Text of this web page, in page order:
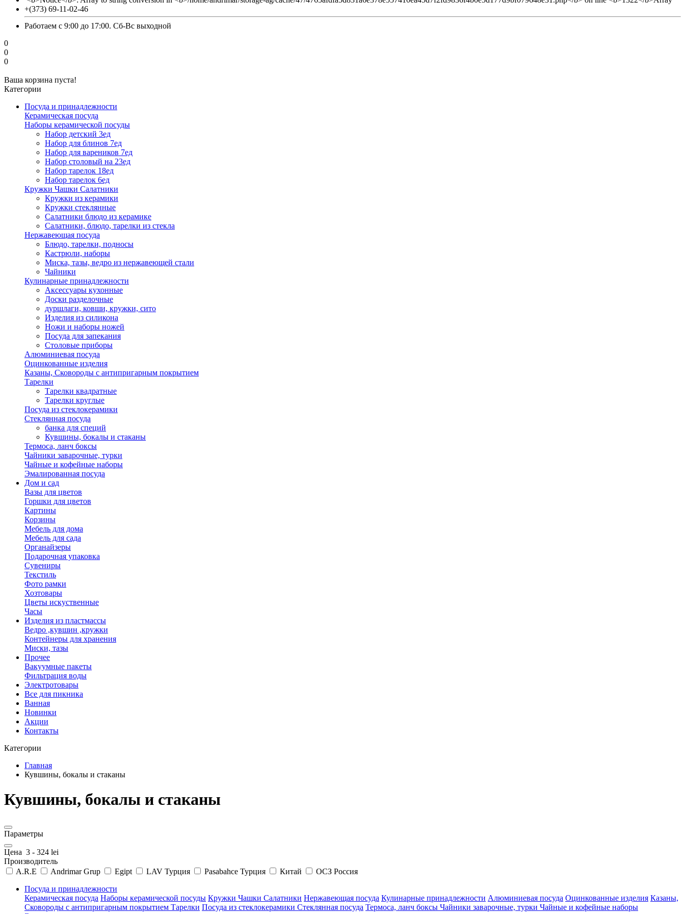
+(373) 69-11-02-46
Работаем с 9:00 до 17:00. Сб-Вс выходной
0
0
0
Ваша корзина пуста!
Категории
Посуда и принадлежности
Керамическая посуда
Наборы керамической посуды
Набор детский 3ед
Набор для блинов 7ед
Набор для вареников 7ед
Набор столовый на 23ед
Набор тарелок 18ед
Набор тарелок 6ед
Кружки Чашки Салатники
Кружки из керамики
Кружки стеклянные
Салатники блюдо из керамике
Салатники, блюдо, тарелки из стекла
Нержавеющая посуда
Блюдо, тарелки, подносы
Кастрюли, наборы
Миска, тазы, ведро из нержавеющей стали
Чайники
Кулинарные принадлежности
Аксессуары кухонные
Доски разделочные
дуршлаги, ковши, кружки, сито
Изделия из силикона
Ножи и наборы ножей
Посуда для запекания
Столовые приборы
Алюминиевая посуда
Оцинкованные изделия
Казаны, Сковороды с антипригарным покрытием
Тарелки
Тарелки квадратные
Тарелки круглые
Посуда из стеклокерамики
Стеклянная посуда
банка для специй
Кувшины, бокалы и стаканы
Термоса, ланч боксы
Чайники заварочные, турки
Чайные и кофейные наборы
Эмалированная посуда
Дом и сад
Вазы для цветов
Горшки для цветов
Картины
Корзины
Мебель для дома
Мебель для сада
Органайзеры
Подарочная упаковка
Сувениры
Текстиль
Фото рамки
Хозтовары
Цветы искуственные
Часы
Изделия из пластмассы
Ведро ,кувшин ,кружки
Контейнеры для хранения
Миски, тазы
Прочее
Вакуумные пакеты
Фильтрация воды
Электротовары
Все для пикника
Ванная
Новинки
Акции
Контакты
Категории
Главная
Кувшины, бокалы и стаканы
Кувшины, бокалы и стаканы
Параметры
Цена 3 - 324 lei
Производитель
A.R.E
Andrimar Grup Egipt LAV Турция Pasabahce Турция Китай
ОСЗ Россия
Посуда и принадлежности
Керамическая посуда Наборы керамической посуды Кружки Чашки Салатники Нержавеющая посуда Кулинарные принадлежности Алюминиевая посуда Оцинкованные изделия Казаны,
Сковороды с антипригарным покрытием Тарелки Посуда из стеклокерамики Стеклянная посуда Термоса, ланч боксы Чайники заварочные, турки Чайные и кофейные наборы